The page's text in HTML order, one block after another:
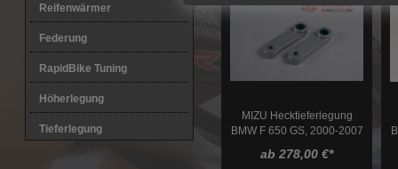
MIZU Hecktieferlegung
BMW F 650 GS, 2000-2007
ab 278,00 €*
Reifenwärmer
Federung
RapidBike Tuning
Höherlegung
Tieferlegung